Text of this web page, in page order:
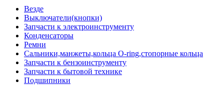
Везде
Выключатели(кнопки)
Запчасти к электроинструменту
Конденсаторы
Ремни
Сальники,манжеты,кольца О-ring,стопорные кольца
Запчасти к бензоинструменту
Запчасти к бытовой технике
Подшипники